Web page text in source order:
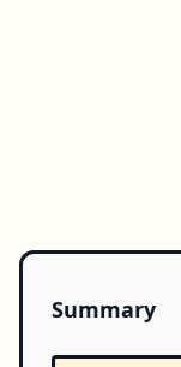
Summary